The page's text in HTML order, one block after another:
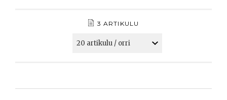
3 ARTIKULU